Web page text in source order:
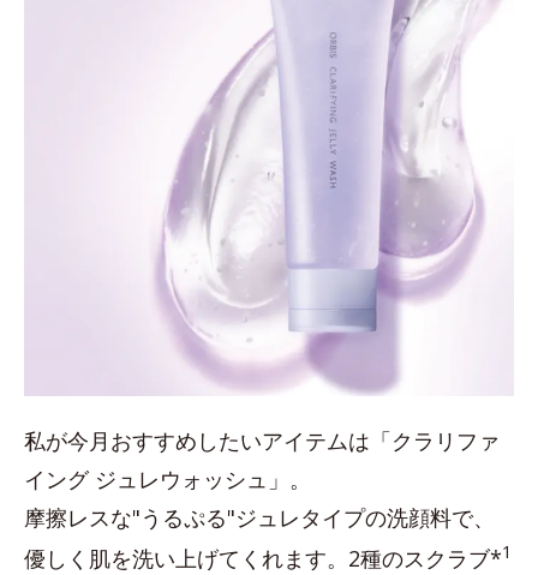
私が今月おすすめしたいアイテムは「クラリファ
イング ジュレウォッシュ」。
摩擦レスな"うるぷる"ジュレタイプの洗顔料で、
優しく肌を洗い上げてくれます。2種のスクラブ*1